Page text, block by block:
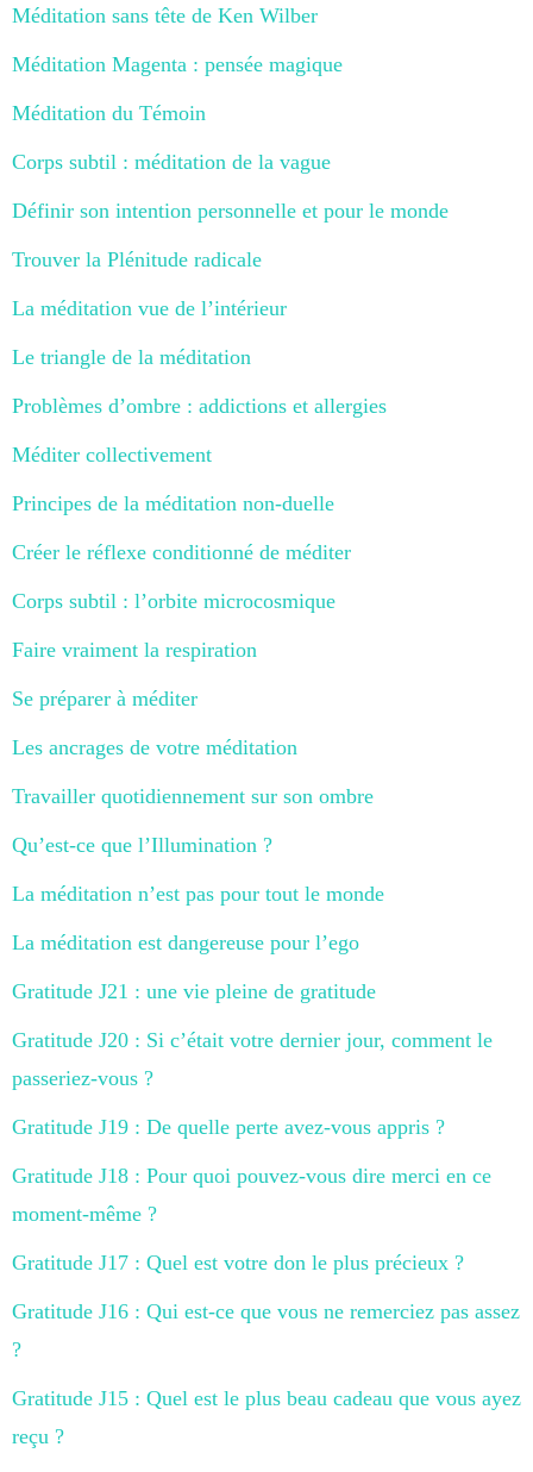
Méditation sans tête de Ken Wilber
Méditation Magenta : pensée magique
Méditation du Témoin
Corps subtil : méditation de la vague
Définir son intention personnelle et pour le monde
Trouver la Plénitude radicale
La méditation vue de l’intérieur
Le triangle de la méditation
Problèmes d’ombre : addictions et allergies
Méditer collectivement
Principes de la méditation non-duelle
Créer le réflexe conditionné de méditer
Corps subtil : l’orbite microcosmique
Faire vraiment la respiration
Se préparer à méditer
Les ancrages de votre méditation
Travailler quotidiennement sur son ombre
Qu’est-ce que l’Illumination ?
La méditation n’est pas pour tout le monde
La méditation est dangereuse pour l’ego
Gratitude J21 : une vie pleine de gratitude
Gratitude J20 : Si c’était votre dernier jour, comment le
passeriez-vous ?
Gratitude J19 : De quelle perte avez-vous appris ?
Gratitude J18 : Pour quoi pouvez-vous dire merci en ce
moment-même ?
Gratitude J17 : Quel est votre don le plus précieux ?
Gratitude J16 : Qui est-ce que vous ne remerciez pas assez
?
Gratitude J15 : Quel est le plus beau cadeau que vous ayez
reçu ?